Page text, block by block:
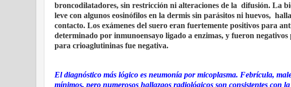
broncodilatadores, sin restricción ni alteraciones de la difusión. La
leve con algunos eosinófilos en la dermis sin parásitos ni huevos,
contacto. Los exámenes del suero eran fuertemente positivos para
determinado por inmunoensayo ligado a enzimas, y fueron
para crioaglutininas fue negativa.
El diagnóstico más lógico es neumonía por micoplasma. Febrícula,
mínimos, pero numerosos hallazgos radiológicos son consistentes con